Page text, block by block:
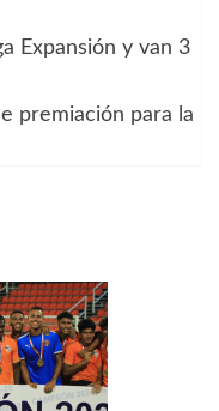
Expansión y van 3
premiación para la